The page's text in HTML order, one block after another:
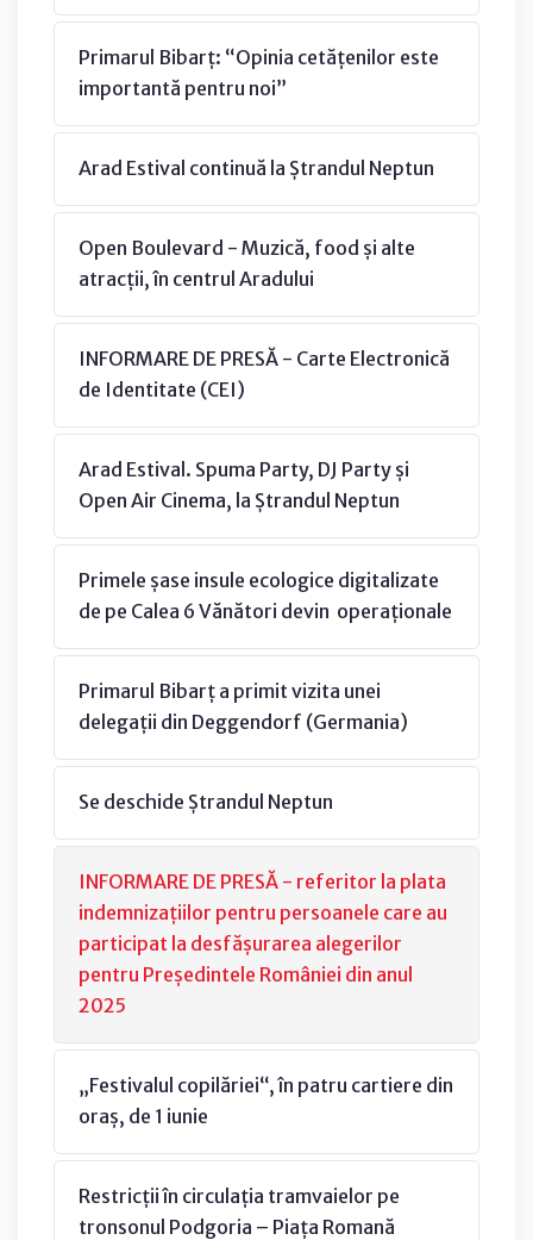
Primarul Bibarț: “Opinia cetățenilor este
importantă pentru noi”
Arad Estival continuă la Ștrandul Neptun
Open Boulevard - Muzică, food și alte
atracții, în centrul Aradului
INFORMARE DE PRESĂ - Carte Electronică
de Identitate (CEI)
Arad Estival. Spuma Party, DJ Party și
Open Air Cinema, la Ștrandul Neptun
Primele șase insule ecologice digitalizate
de pe Calea 6 Vănători devin operaționale
Primarul Bibarț a primit vizita unei
delegații din Deggendorf (Germania)
Se deschide Ștrandul Neptun
INFORMARE DE PRESĂ - referitor la plata
indemnizațiilor pentru persoanele care au
participat la desfășurarea alegerilor
pentru Președintele României din anul
2025
„Festivalul copilăriei“, în patru cartiere din
oraș, de 1 iunie
Restricții în circulația tramvaielor pe
tronsonul Podgoria – Piața Romană